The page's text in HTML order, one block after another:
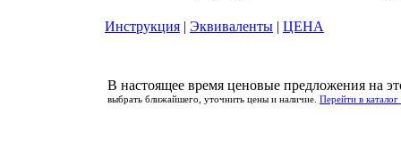
Инструкция | Эквиваленты | ЦЕНА
В настоящее время ценовые предложения на
выбрать ближайшего, уточнить цены и наличие. Перейти в